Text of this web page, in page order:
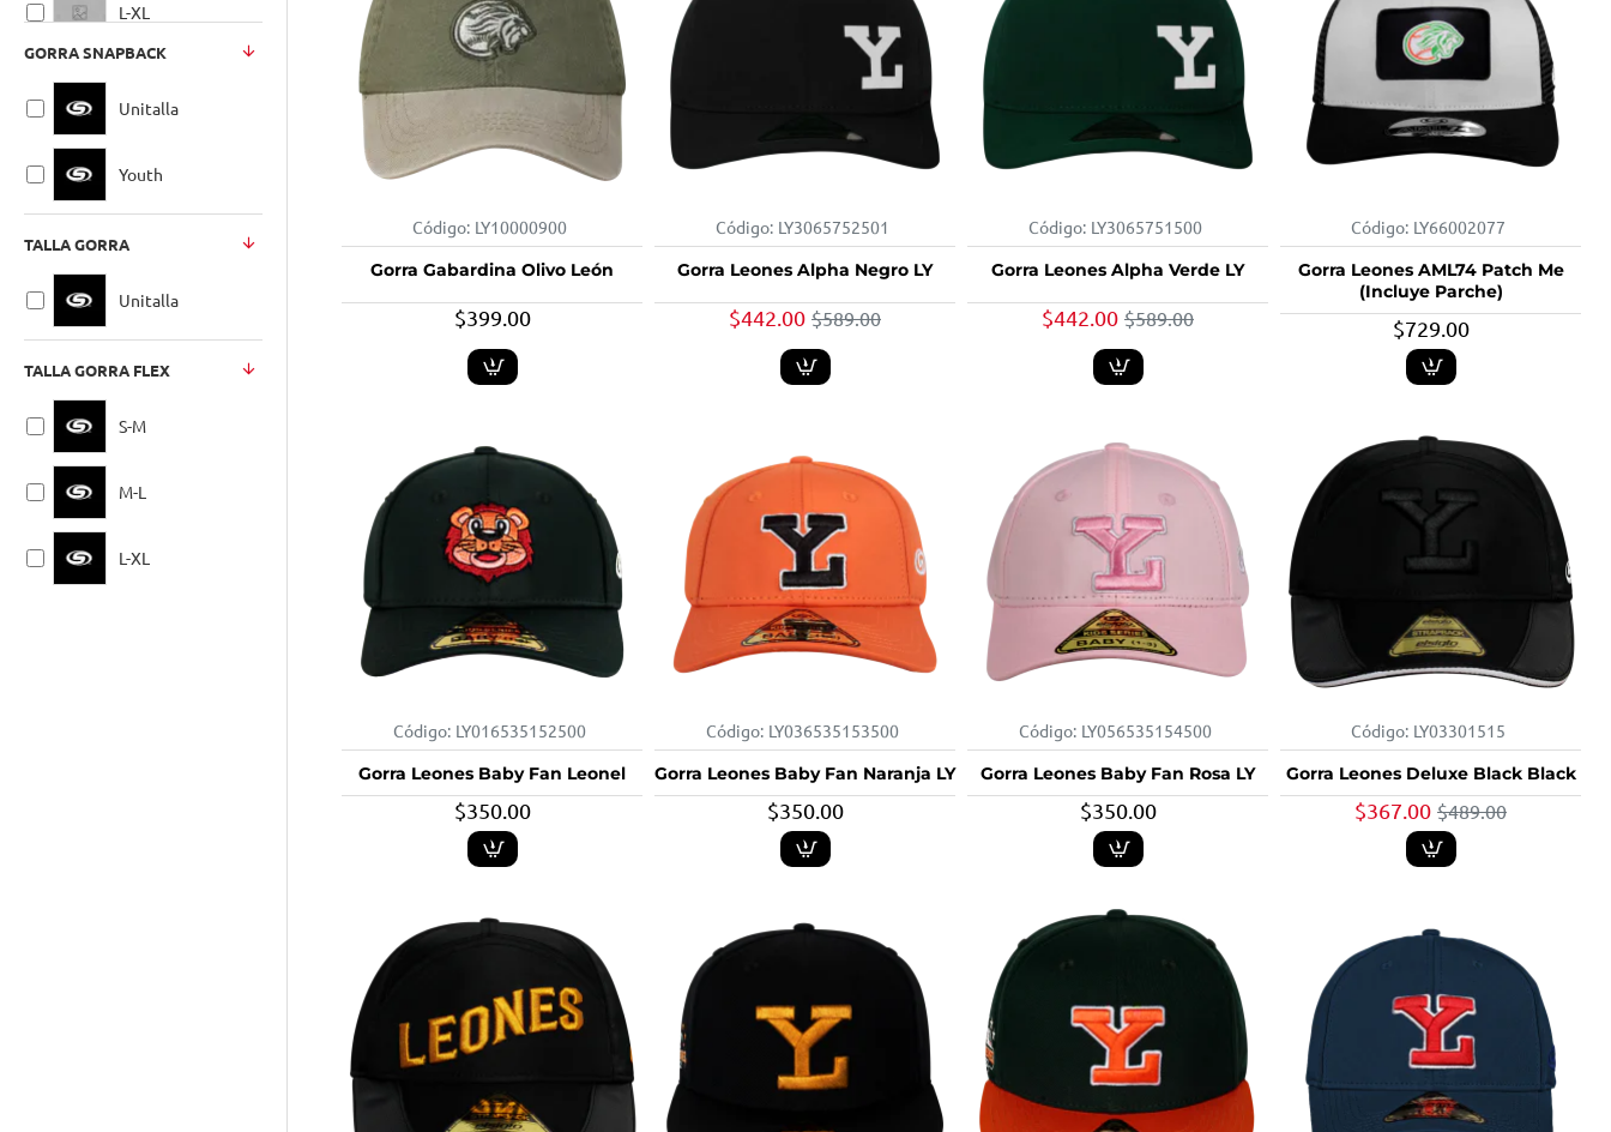
L-XL
L-XL
GORRA SNAPBACK
Unitalla
Youth
TALLA GORRA
Unitalla
TALLA GORRA FLEX
S-M
M-L
L-XL
Código: LY10000900
Gorra Gabardina Olivo León
$399.00
Código: LY3065752501
Gorra Leones Alpha Negro LY
$442.00 $589.00
Código: LY3065751500
Gorra Leones Alpha Verde LY
$442.00 $589.00
Código: LY66002077
Gorra Leones AML74 Patch Me
(Incluye Parche)
$729.00
Código: LY016535152500
Gorra Leones Baby Fan Leonel
$350.00
Código: LY036535153500
Gorra Leones Baby Fan Naranja LY
$350.00
Código: LY056535154500
Gorra Leones Baby Fan Rosa LY
$350.00
Código: LY03301515
Gorra Leones Deluxe Black Black
$367.00 $489.00